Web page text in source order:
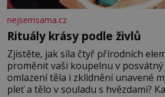
nejsemsama.cz
Rituály krásy podle živlů
Zjistěte, jak síla čtyř přírodních
proměnit vaši koupelnu v
omlazení těla i zklidnění unavené
pleť a tělo v souladu s hvězdami?